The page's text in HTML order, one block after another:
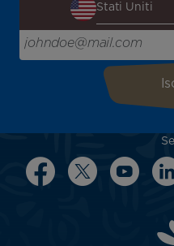
Inserisci la tua email qui